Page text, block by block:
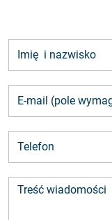
Imię i nazwisko (
E-mail
E-mail
Treść wiadomości